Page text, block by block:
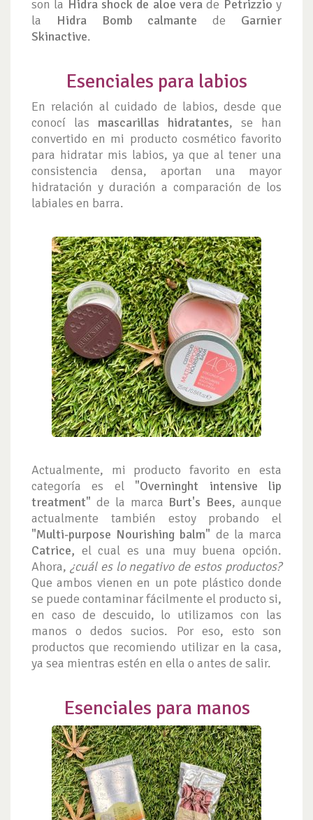
son la Hidra shock de aloe verade Petrizzio y
la Hidra Bomb calmantede Garnier
Skinactive.
Esenciales para labios
En relación al cuidado de labios, desde que
conocí las mascarillas hidratantes, se han
convertido en mi producto cosmético favorito
para hidratar mis labios, ya que al tener una
consistencia densa, aportan una mayor
hidratación y duración a comparación de los
labiales en barra.
Actualmente, mi producto favorito en esta
categoría es el "Overninght intensive lip
treatment" de la marca Burt's Bees, aunque
actualmente también estoy probando el
"Multi-purpose Nourishing balm" de la marca
Catrice, el cual es una muy buena opción.
Ahora, ¿cuál es lo negativo de estos productos?
Que ambos vienen en un pote plástico donde
se puede contaminar fácilmente el producto si,
en caso de descuido, lo utilizamos con las
manos o dedos sucios. Por eso, esto son
productos que recomiendo utilizar en la casa,
ya sea mientras estén en ella o antes de salir.
Esenciales para manos